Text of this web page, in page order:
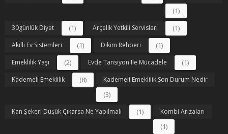
(1)
30günlük Diyet (1) Arçelik Yetkili Servisleri (1)
Akıllı Ev Sistemleri (1) Dikim Rehberi (1)
Emeklilik Yaşı (2) Evde Tansiyon Ile Mücadele (1)
Kademeli Emeklilik (8) Kademeli Emeklilik Son Durum Nedir
(3)
Kan Şekeri Düşük Çıkarsa Ne Yapılmalı (1) Kombi Arızaları
(1)